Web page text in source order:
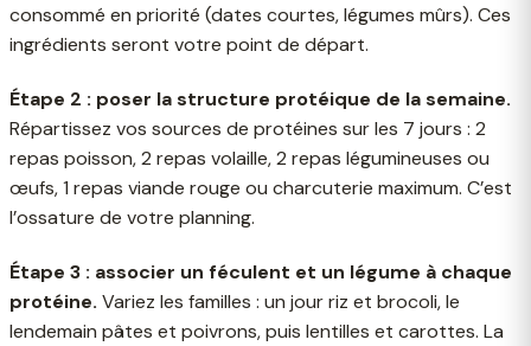
consommé en priorité (dates courtes, légumes mûrs). Ces
ingrédients seront votre point de départ.
Étape 2 : poser la structure protéique de la semaine.
Répartissez vos sources de protéines sur les 7 jours : 2
repas poisson, 2 repas volaille, 2 repas légumineuses ou
œufs, 1 repas viande rouge ou charcuterie maximum. C’est
l’ossature de votre planning.
Étape 3 : associer un féculent et un légume à chaque
protéine. Variez les familles : un jour riz et brocoli, le
lendemain pâtes et poivrons, puis lentilles et carottes. La